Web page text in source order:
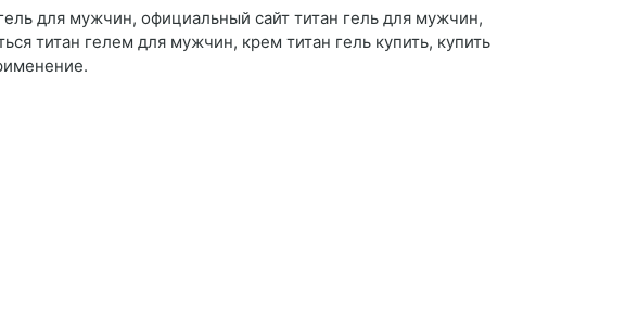
для мужчин, официальный сайт титан гель для мужчин,
титан гелем для мужчин, крем титан гель купить, купить